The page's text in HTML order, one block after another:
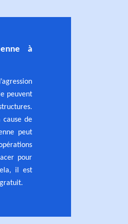
à
peuvent
cause de
peut
pour
il est